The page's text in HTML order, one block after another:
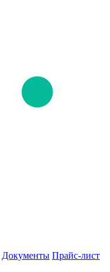
Документы Прайс-лист